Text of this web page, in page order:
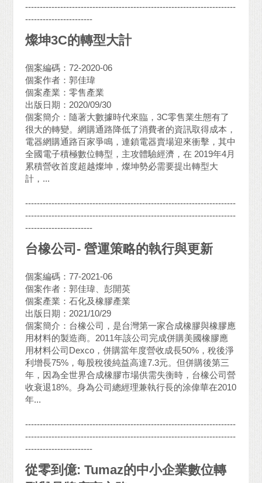
------------------------------------------------------------------------
-----------------------
燦坤3C的轉型大計
個案編碼：72-2020-06
個案作者：郭佳瑋
個案產業：零售產業
出版日期：2020/09/30
個案簡介：隨著大數據時代來臨，3C零售業生態有了
很大的轉變。網購通路降低了消費者的資訊取得成本，
電器網購通路百家爭鳴，連鎖電器賣場迎來衝擊，其中
全國電子積極數位轉型，主攻體驗經濟，在 2019年4月
累積營收首度超越燦坤，燦坤勢必需要提出轉型大
計，...
------------------------------------------------------------------------
------------------------------------------------------------------------
-----------------------
台橡公司- 營運策略的執行與更新
個案編碼：77-2021-06
個案作者：郭佳瑋、彭開英
個案產業：石化及橡膠產業
出版日期：2021/10/29
個案簡介：台橡公司，是台灣第一家合成橡膠與橡膠應
用材料的製造商。2011年該公司完成併購美國橡膠應
用材料公司Dexco，併購當年度營收成長50%，稅後淨
利增長75%，每股稅後純益高達7.3元。但併購後第三
年，因為全世界合成橡膠市場供需失衡時，台橡公司營
收衰退18%。身為公司總經理兼執行長的涂偉華在2010
年...
------------------------------------------------------------------------
------------------------------------------------------------------------
-----------------------
從零到億: Tumaz的中小企業數位轉